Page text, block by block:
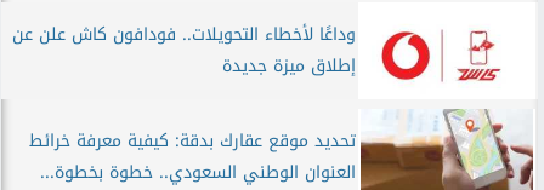
وداعًا لأخطاء التحويلات.. فودافون كاش علن عن
إطلاق ميزة جديدة
تحديد موقع عقارك بدقة: كيفية معرفة خرائط
العنوان الوطني السعودي.. خطوة بخطوة...